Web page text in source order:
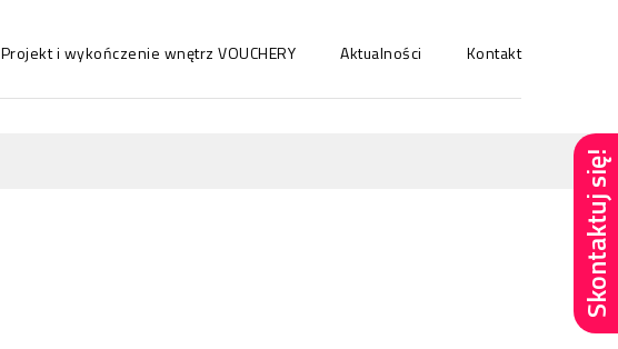
Skontaktuj się!
Projekt i wykończenie wnętrz VOUCHERY Aktualności Kontakt